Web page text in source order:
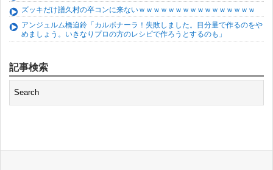
ズッキだけ譜久村の卒コンに来ないｗｗｗｗｗｗｗｗｗｗｗｗｗｗｗｗ
アンジュルム橋迫鈴「カルボナーラ！失敗しました。目分量で作るのをや
めましょう。いきなりプロの方のレシピで作ろうとするのも」
記事検索